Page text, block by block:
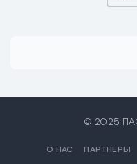
© 2025
О НАС ПАРТНЕРЫ